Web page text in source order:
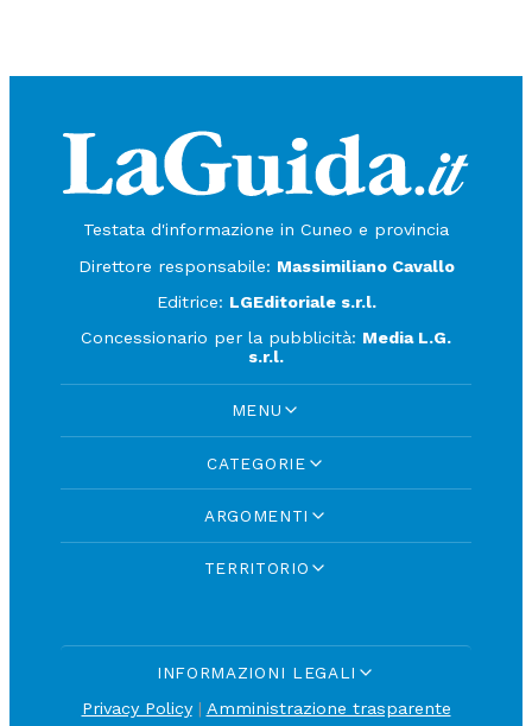
Testata d'informazione in Cuneo e provincia
Direttore responsabile: Massimiliano Cavallo
Editrice: LGEditoriale s.r.l.
Concessionario per la pubblicità: Media L.G.
s.r.l.
MENU
CATEGORIE
ARGOMENTI
TERRITORIO
INFORMAZIONI LEGALI
Privacy Policy| Amministrazione trasparente